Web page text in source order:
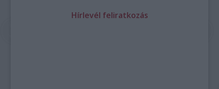
Hírlevél feliratkozás